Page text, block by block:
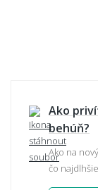
Ako
behúň?
Ako na
čo